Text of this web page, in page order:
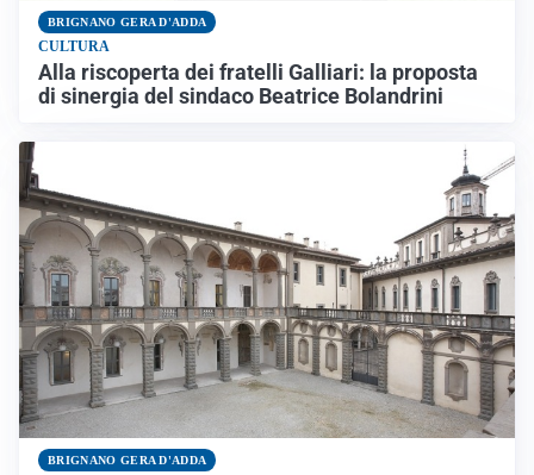
BRIGNANO GERA D'ADDA
CULTURA
Alla riscoperta dei fratelli Galliari: la proposta
di sinergia del sindaco Beatrice Bolandrini
BRIGNANO GERA D'ADDA